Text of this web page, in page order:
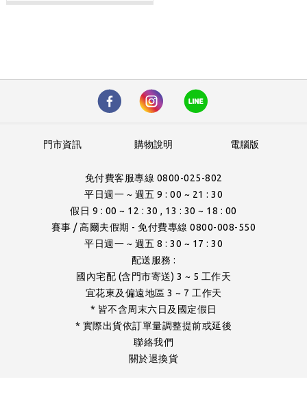
電腦版
購物說明
門市資訊
免付費客服專線 0800-025-802
平日週一 ~ 週五 9 : 00 ~ 21 : 30
假日 9 : 00 ~ 12 : 30 , 13 : 30 ~ 18 : 00
賽事 / 高爾夫假期 - 免付費專線 0800-008-550
平日週一 ~ 週五 8 : 30 ~ 17 : 30
配送服務 :
國內宅配 (含門市寄送) 3 ~ 5 工作天
宜花東及偏遠地區 3 ~ 7 工作天
* 皆不含周末六日及國定假日
* 實際出貨依訂單量調整提前或延後
聯絡我們
關於退換貨